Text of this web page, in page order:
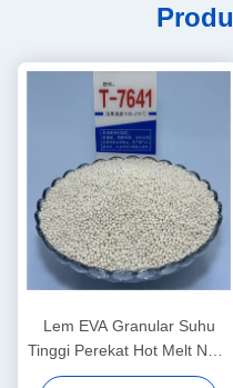
Lem EVA Granular Suhu
Tinggi Perekat Hot Melt Non-
marking untuk Pengerjaan